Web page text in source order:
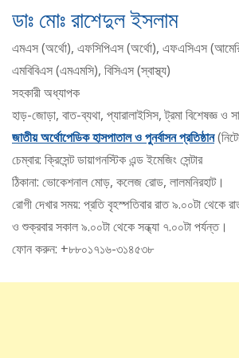
ডাঃ মোঃ রাশেদুল ইসলাম
এমএস (অর্থো), এফসিপিএস (অর্থো), এফএসিএস
এমবিবিএস (এমএমসি), বিসিএস (স্বাস্থ্য)
সহকারী অধ্যাপক
হাড়-জোড়া, বাত-ব্যথা, প্যারালাইসিস, ট্রমা বিশেষজ্ঞ ও
জাতীয় অর্থোপেডিক হাসপাতাল ও পুনর্বাসন প্রতিষ্ঠান
চেম্বার: ক্রিসেন্ট ডায়াগনস্টিক এন্ড ইমেজিং সেন্টার
ঠিকানা: ভোকেশনাল মোড়, কলেজ রোড, লালমনিরহাট।
রোগী দেখার সময়: প্রতি বৃহস্পতিবার রাত ৯.০০টা থেকে
ও শুক্রবার সকাল ৯.০০টা থেকে সন্ধ্যা ৭.০০টা পর্যন্ত।
ফোন করুন: +৮৮০১৭১৬-৩১৪৫৩৮